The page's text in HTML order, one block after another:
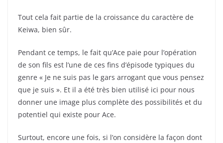
Tout cela fait partie de la croissance du caractère de
Keiwa, bien sûr.
Pendant ce temps, le fait qu’Ace paie pour l’opération
de son fils est l’une de ces fins d’épisode typiques du
genre « Je ne suis pas le gars arrogant que vous pensez
que je suis ». Et il a été très bien utilisé ici pour nous
donner une image plus complète des possibilités et du
potentiel qui existe pour Ace.
Surtout, encore une fois, si l’on considère la façon dont